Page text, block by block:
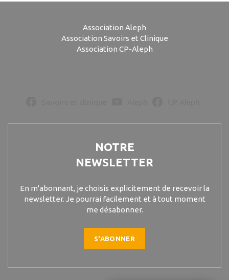
Association Aleph
Association Savoirs et Clinique
Association CP-Aleph
NOTRE
NEWSLETTER
En m'abonnant, je choisis explicitement de recevoir la
newsletter. Je pourrai facilement et à tout moment
me désabonner.
S'ABONNER